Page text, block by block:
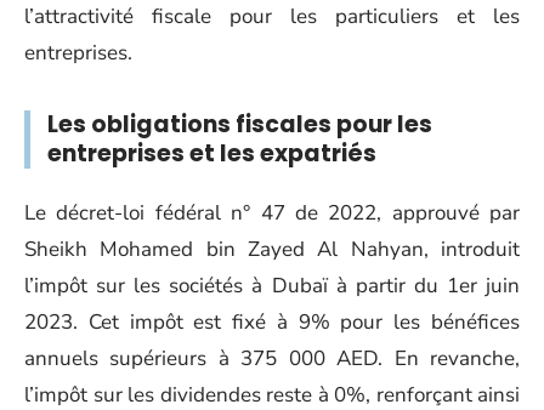
l’attractivité fiscale pour les particuliers et les
entreprises.
Les obligations fiscales pour les
entreprises et les expatriés
Le décret-loi fédéral n° 47 de 2022, approuvé par
Sheikh Mohamed bin Zayed Al Nahyan, introduit
l’impôt sur les sociétés à Dubaï à partir du 1er juin
2023. Cet impôt est fixé à 9% pour les bénéfices
annuels supérieurs à 375 000 AED. En revanche,
l’impôt sur les dividendes reste à 0%, renforçant ainsi